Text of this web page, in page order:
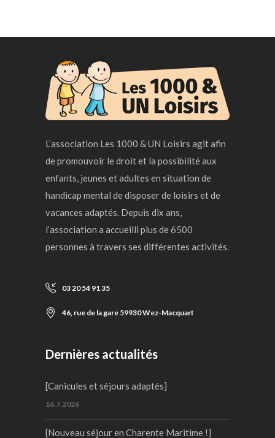
L’association Les 1000 & UN Loisirs agit afin
de promouvoir le droit et la possibilité aux
enfants, jeunes et adultes en situation de
handicap mental de disposer de loisirs et de
vacances adaptés. Depuis dix ans,
l’association a accueilli plus de 6500
personnes à travers ses différentes activités.
03 20 54 91 35
46, rue de la gare 59930 Wez-Macquart
Dernières actualités
[Canicules et séjours adaptés]
16.7.2026
[Nouveau séjour en Charente Maritime !]